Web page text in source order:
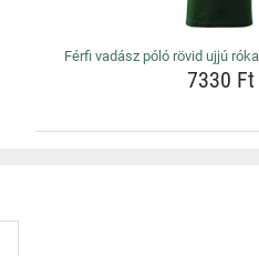
Férfi vadász póló rövid ujjú
7330 Ft